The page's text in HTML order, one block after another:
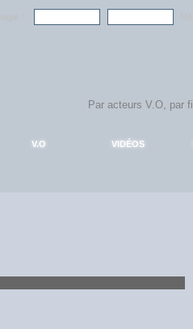
V.O VIDÉOS